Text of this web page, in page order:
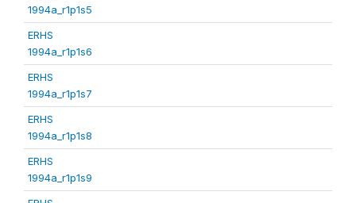
1994a_r1p1s5
ERHS
1994a_r1p1s6
ERHS
1994a_r1p1s7
ERHS
1994a_r1p1s8
ERHS
1994a_r1p1s9